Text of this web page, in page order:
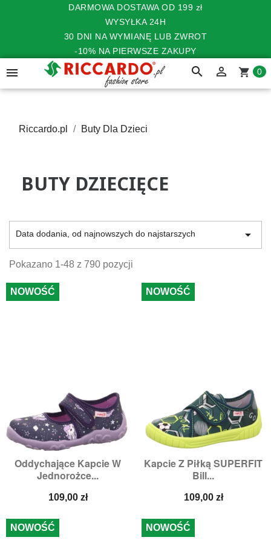
DARMOWA DOSTAWA OD 199 zł
WYSYŁKA 24H
30 DNI NA WYMIANĘ LUB ZWROT
-10% NA PIERWSZE ZAKUPY
 search  shopping_cart 0
Riccardo.pl Buty Dla Dzieci
BUTY DZIECIĘCE
Data dodania, od najnowszych do najstarszych 
Pokazano 1-48 z 790 pozycji
Oddychające Kapcie W
Jednorożce...
Cena
109,00 zł
NOWOŚĆ
Kapcie Z Piłką SUPERFIT
Bill...
Cena
109,00 zł
NOWOŚĆ
NOWOŚĆ NOWOŚĆ